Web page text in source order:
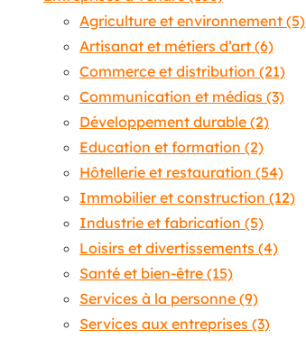
Agriculture et environnement (5)
Artisanat et métiers d’art (6)
Commerce et distribution (21)
Communication et médias (3)
Développement durable (2)
Education et formation (2)
Hôtellerie et restauration (54)
Immobilier et construction (12)
Industrie et fabrication (5)
Loisirs et divertissements (4)
Santé et bien-être (15)
Services à la personne (9)
Services aux entreprises (3)